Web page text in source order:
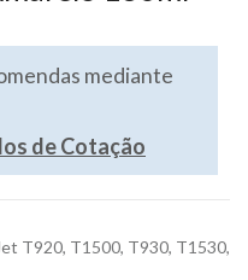
mediante
de Cotação
T920, T1500, T930, T1530,